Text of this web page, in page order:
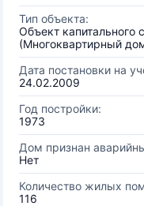
Тип объекта:
Объект капитального
(Многоквартирный
Дата постановки на
24.02.2009
Год постройки:
1973
Дом признан
Нет
Количество жилых
116